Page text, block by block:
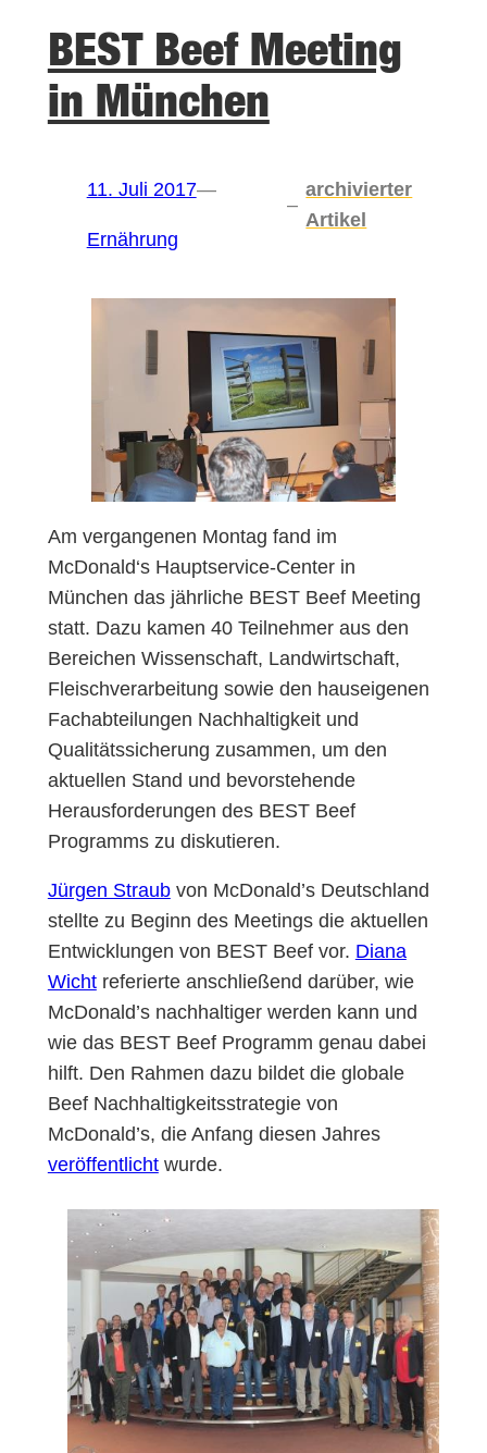
BEST Beef Meeting
in München
11. Juli 2017—
Ernährung
–
archivierter
Artikel
Am vergangenen Montag fand im
McDonald‘s Hauptservice-Center in
München das jährliche BEST Beef Meeting
statt. Dazu kamen 40 Teilnehmer aus den
Bereichen Wissenschaft, Landwirtschaft,
Fleischverarbeitung sowie den hauseigenen
Fachabteilungen Nachhaltigkeit und
Qualitätssicherung zusammen, um den
aktuellen Stand und bevorstehende
Herausforderungen des BEST Beef
Programms zu diskutieren.
Jürgen Straubvon McDonald’s Deutschland
stellte zu Beginn des Meetings die aktuellen
Entwicklungen von BEST Beef vor. Diana
Wichtreferierte anschließend darüber, wie
McDonald’s nachhaltiger werden kann und
wie das BEST Beef Programm genau dabei
hilft. Den Rahmen dazu bildet die globale
Beef Nachhaltigkeitsstrategie von
McDonald’s, die Anfang diesen Jahres
veröffentlichtwurde.